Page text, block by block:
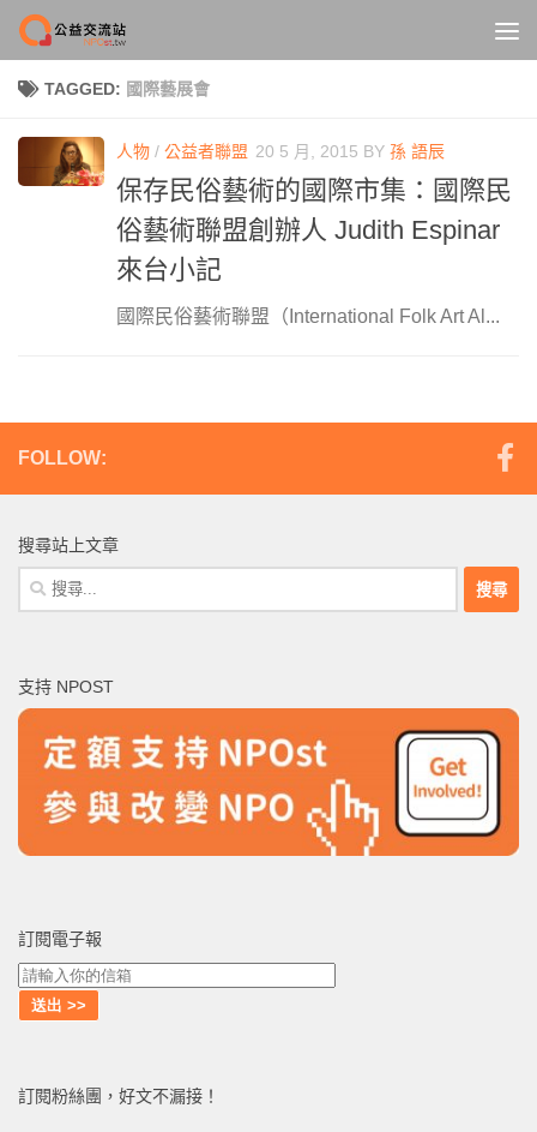
Skip to content
TAGGED: 國際藝展會
人物 / 公益者聯盟 20 5 月, 2015 BY 孫 語辰
保存民俗藝術的國際市集：國際民
俗藝術聯盟創辦人 Judith Espinar
來台小記
國際民俗藝術聯盟（International Folk Art Al...
FOLLOW:
搜尋站上文章
搜
尋
字:
支持 NPOST
訂閱電子報
訂閱粉絲團，好文不漏接！